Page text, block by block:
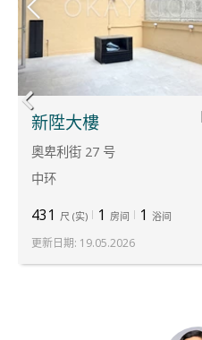
新陞大樓
奧卑利街 27 号
中环
431 尺 (实) 1 房间 1 浴间
更新日期: 19.05.2026